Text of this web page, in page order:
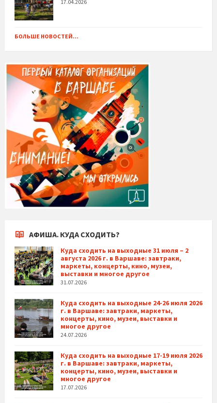
17.04.2026
БОЛЬШЕ НОВОСТЕЙ...
АФИША. КУДА СХОДИТЬ?
Куда сходить на выходные 31 июля – 2
августа 2026 г. в Варшаве: завтраки,
маркеты, концерты, кино, музеи,
выставки и многое другое
31.07.2026
Куда сходить на выходные 24-26 июля 2026
г. в Варшаве: завтраки, маркеты,
концерты, кино, музеи, выставки и
многое другое
24.07.2026
Куда сходить на выходные 17-19 июля 2026
г. в Варшаве: завтраки, маркеты,
концерты, кино, музеи, выставки и
многое другое
17.07.2026